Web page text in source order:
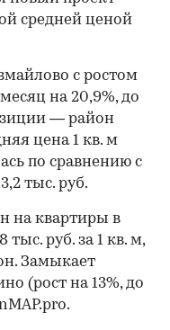
средней ценой
с ростом
на 20,9%, до
— район
цена 1 кв. м
по сравнению с
тыс. руб.
на квартиры в
тыс. руб. за 1 кв. м,
Замыкает
(рост на 13%, до